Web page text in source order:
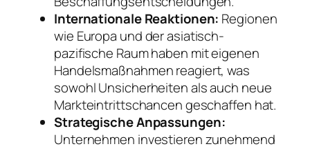
Internationale Reaktionen: Regionen
wie Europa und der asiatisch-
pazifische Raum haben mit eigenen
Handelsmaßnahmen reagiert, was
sowohl Unsicherheiten als auch neue
Markteintrittschancen geschaffen hat.
Strategische Anpassungen:
Unternehmen investieren zunehmend